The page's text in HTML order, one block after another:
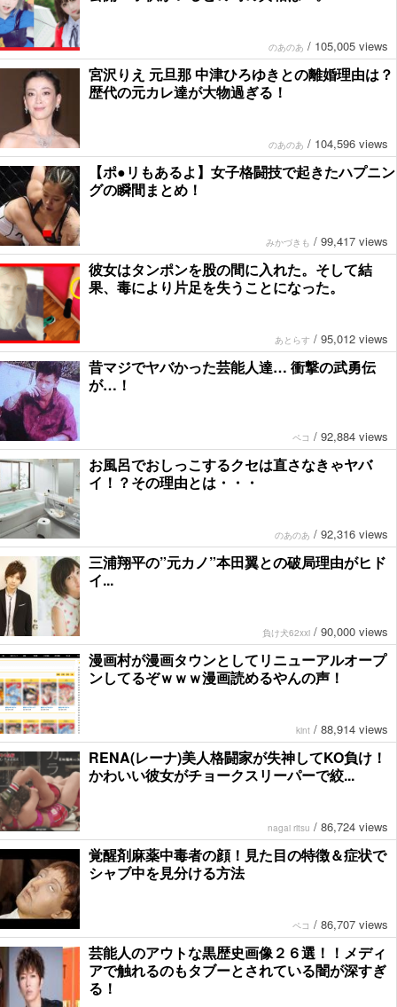
のあのあ / 105,005 views
宮沢りえ 元旦那 中津ひろゆきとの離婚理由は？
歴代の元カレ達が大物過ぎる！
のあのあ / 104,596 views
【ポ●リもあるよ】女子格闘技で起きたハプニン
グの瞬間まとめ！
みかづきも / 99,417 views
彼女はタンポンを股の間に入れた。そして結
果、毒により片足を失うことになった。
あとらす / 95,012 views
昔マジでヤバかった芸能人達… 衝撃の武勇伝
が…！
ペコ / 92,884 views
お風呂でおしっこするクセは直さなきゃヤバ
イ！？その理由とは・・・
のあのあ / 92,316 views
三浦翔平の”元カノ”本田翼との破局理由がヒド
イ...
負け犬62xxi / 90,000 views
漫画村が漫画タウンとしてリニューアルオープ
ンしてるぞｗｗｗ漫画読めるやんの声！
kint / 88,914 views
RENA(レーナ)美人格闘家が失神してKO負け！
かわいい彼女がチョークスリーパーで絞...
nagai ritsu / 86,724 views
覚醒剤麻薬中毒者の顔！見た目の特徴＆症状で
シャブ中を見分ける方法
ペコ / 86,707 views
芸能人のアウトな黒歴史画像２６選！！メディ
アで触れるのもタブーとされている闇が深すぎ
る！